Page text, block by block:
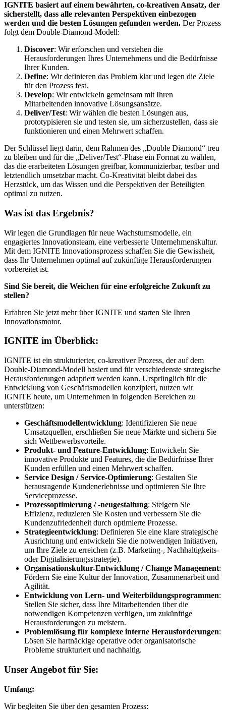
IGNITE basiert auf einem bewährten, co-kreativen Ansatz, der
sicherstellt, dass alle relevanten Perspektiven einbezogen
werden und die besten Lösungen gefunden werden. Der Prozess
folgt dem Double-Diamond-Modell:
Discover: Wir erforschen und verstehen die
Herausforderungen Ihres Unternehmens und die Bedürfnisse
Ihrer Kunden.
Define: Wir definieren das Problem klar und legen die Ziele
für den Prozess fest.
Develop: Wir entwickeln gemeinsam mit Ihren
Mitarbeitenden innovative Lösungsansätze.
Deliver/Test: Wir wählen die besten Lösungen aus,
prototypisieren sie und testen sie, um sicherzustellen, dass sie
funktionieren und einen Mehrwert schaffen.
Der Schlüssel liegt darin, dem Rahmen des „Double Diamond“ treu
zu bleiben und für die „Deliver/Test“-Phase ein Format zu wählen,
das die erarbeiteten Lösungen greifbar, kommunizierbar, testbar und
letztendlich umsetzbar macht. Co-Kreativität bleibt dabei das
Herzstück, um das Wissen und die Perspektiven der Beteiligten
optimal zu nutzen.
Was ist das Ergebnis?
Wir legen die Grundlagen für neue Wachstumsmodelle, ein
engagiertes Innovationsteam, eine verbesserte Unternehmenskultur.
Mit dem IGNITE Innovationsprozess schaffen Sie die Gewissheit,
dass Ihr Unternehmen optimal auf zukünftige Herausforderungen
vorbereitet ist.
Sind Sie bereit, die Weichen für eine erfolgreiche Zukunft zu
stellen?
Erfahren Sie jetzt mehr über IGNITE und starten Sie Ihren
Innovationsmotor.
IGNITE im Überblick:
IGNITE ist ein strukturierter, co-kreativer Prozess, der auf dem
Double-Diamond-Modell basiert und für verschiedenste strategische
Herausforderungen adaptiert werden kann. Ursprünglich für die
Entwicklung von Geschäftsmodellen konzipiert, nutzen wir
IGNITE heute, um Unternehmen in folgenden Bereichen zu
unterstützen:
Geschäftsmodellentwicklung: Identifizieren Sie neue
Umsatzquellen, erschließen Sie neue Märkte und sichern Sie
sich Wettbewerbsvorteile.
Produkt- und Feature-Entwicklung: Entwickeln Sie
innovative Produkte und Features, die die Bedürfnisse Ihrer
Kunden erfüllen und einen Mehrwert schaffen.
Service Design / Service-Optimierung: Gestalten Sie
herausragende Kundenerlebnisse und optimieren Sie Ihre
Serviceprozesse.
Prozessoptimierung / -neugestaltung: Steigern Sie
Effizienz, reduzieren Sie Kosten und verbessern Sie die
Kundenzufriedenheit durch optimierte Prozesse.
Strategieentwicklung: Definieren Sie eine klare strategische
Ausrichtung und entwickeln Sie die notwendigen Initiativen,
um Ihre Ziele zu erreichen (z.B. Marketing-, Nachhaltigkeits-
oder Digitalisierungsstrategie).
Organisationskultur-Entwicklung / Change Management:
Fördern Sie eine Kultur der Innovation, Zusammenarbeit und
Agilität.
Entwicklung von Lern- und Weiterbildungsprogrammen:
Stellen Sie sicher, dass Ihre Mitarbeitenden über die
notwendigen Kompetenzen verfügen, um zukünftige
Herausforderungen zu meistern.
Problemlösung für komplexe interne Herausforderungen:
Lösen Sie hartnäckige operative oder organisatorische
Probleme strukturiert und nachhaltig.
Unser Angebot für Sie:
Umfang:
Wir begleiten Sie über den gesamten Prozess: